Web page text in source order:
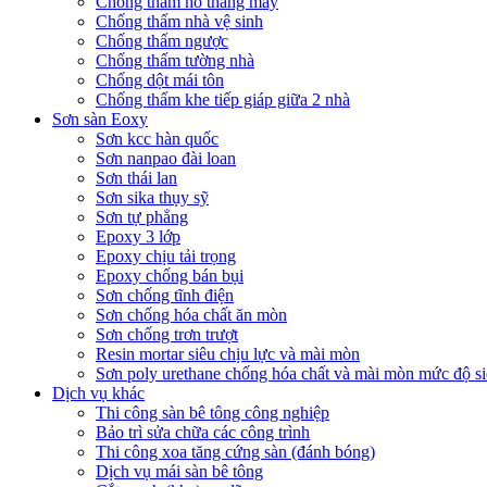
Chống thấm nhà vệ sinh
Chống thấm ngược
Chống thấm tường nhà
Chống dột mái tôn
Chống thấm khe tiếp giáp giữa 2 nhà
Sơn sàn Eoxy
Sơn kcc hàn quốc
Sơn nanpao đài loan
Sơn thái lan
Sơn sika thụy sỹ
Sơn tự phẳng
Epoxy 3 lớp
Epoxy chịu tải trọng
Epoxy chống bán bụi
Sơn chống tĩnh điện
Sơn chống hóa chất ăn mòn
Sơn chống trơn trượt
Resin mortar siêu chịu lực và mài mòn
Sơn poly urethane chống hóa chất và mài mòn mức độ
Dịch vụ khác
Thi công sàn bê tông công nghiệp
Bảo trì sửa chữa các công trình
Thi công xoa tăng cứng sàn (đánh bóng)
Dịch vụ mái sàn bê tông